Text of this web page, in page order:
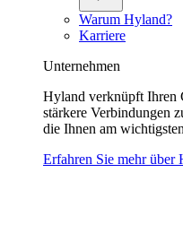
Warum Hyland?
Karriere
Unternehmen
Hyland verknüpft Ihren
stärkere Verbindungen
die Ihnen am
Erfahren Sie mehr über